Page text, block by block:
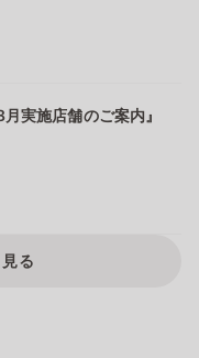
実施店舗のご案内』
る